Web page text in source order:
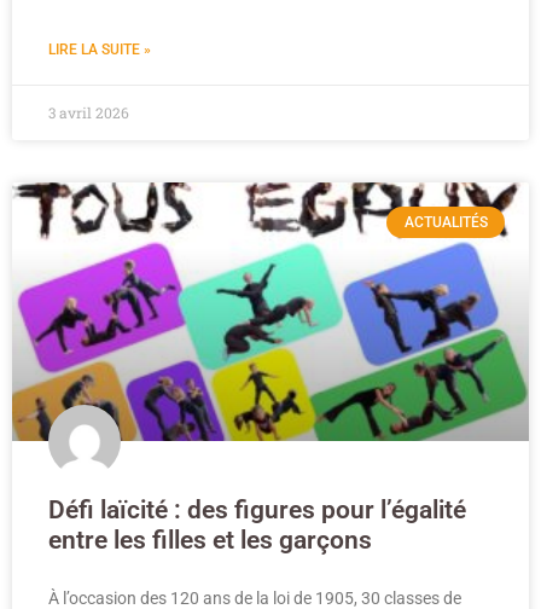
LIRE LA SUITE »
3 avril 2026
ACTUALITÉS
Défi laïcité : des figures pour l’égalité
entre les filles et les garçons
À l’occasion des 120 ans de la loi de 1905, 30 classes de